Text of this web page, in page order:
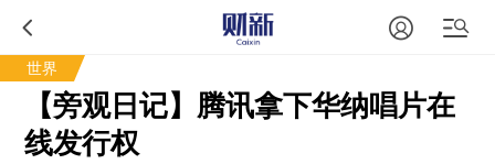
世界
【旁观日记】腾讯拿下华纳唱片在
线发行权